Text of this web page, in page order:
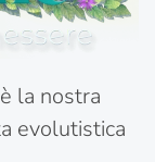
la nostra
evolutistica